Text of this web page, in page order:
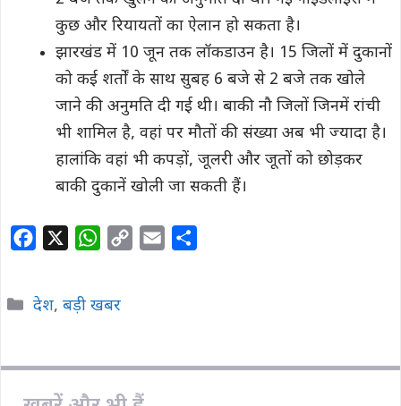
कुछ और रियायतों का ऐलान हो सकता है।
झारखंड में 10 जून तक लॉकडाउन है। 15 जिलों में दुकानों
को कई शर्तों के साथ सुबह 6 बजे से 2 बजे तक खोले
जाने की अनुमति दी गई थी। बाकी नौ जिलों जिनमें रांची
भी शामिल है, वहां पर मौतों की संख्या अब भी ज्‍यादा है।
हालांकि वहां भी कपड़ों, जूलरी और जूतों को छोड़कर
बाकी दुकानें खोली जा सकती हैं।
e
o
W
t
A
i
Categories
देश, बड़ी खबर